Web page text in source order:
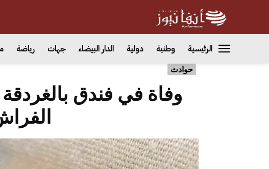
الرئيسية وطنية دولية الدار البيضاء جهات رياضة
حوادث
وفاة في فندق